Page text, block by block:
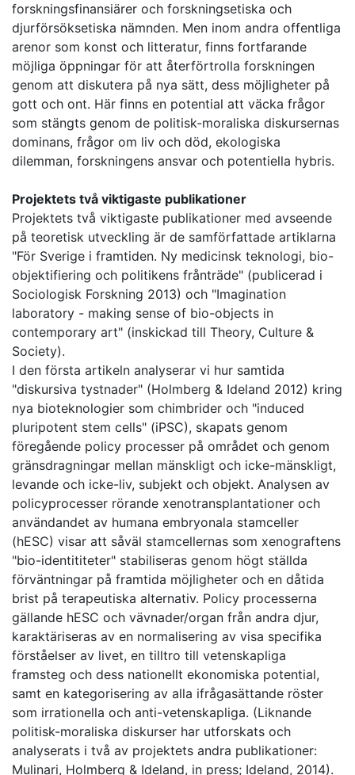
forskningsfinansiärer och forskningsetiska och
djurförsöksetiska nämnden. Men inom andra offentliga
arenor som konst och litteratur, finns fortfarande
möjliga öppningar för att återförtrolla forskningen
genom att diskutera på nya sätt, dess möjligheter på
gott och ont. Här finns en potential att väcka frågor
som stängts genom de politisk-moraliska diskursernas
dominans, frågor om liv och död, ekologiska
dilemman, forskningens ansvar och potentiella hybris.
Projektets två viktigaste publikationer
Projektets två viktigaste publikationer med avseende
på teoretisk utveckling är de samförfattade artiklarna
"För Sverige i framtiden. Ny medicinsk teknologi, bio-
objektifiering och politikens frånträde" (publicerad i
Sociologisk Forskning 2013) och "Imagination
laboratory - making sense of bio-objects in
contemporary art" (inskickad till Theory, Culture &
Society).
I den första artikeln analyserar vi hur samtida
"diskursiva tystnader" (Holmberg & Ideland 2012) kring
nya bioteknologier som chimbrider och "induced
pluripotent stem cells" (iPSC), skapats genom
föregående policy processer på området och genom
gränsdragningar mellan mänskligt och icke-mänskligt,
levande och icke-liv, subjekt och objekt. Analysen av
policyprocesser rörande xenotransplantationer och
användandet av humana embryonala stamceller
(hESC) visar att såväl stamcellernas som xenograftens
"bio-identititeter" stabiliseras genom högt ställda
förväntningar på framtida möjligheter och en dåtida
brist på terapeutiska alternativ. Policy processerna
gällande hESC och vävnader/organ från andra djur,
karaktäriseras av en normalisering av visa specifika
förståelser av livet, en tilltro till vetenskapliga
framsteg och dess nationellt ekonomiska potential,
samt en kategorisering av alla ifrågasättande röster
som irrationella och anti-vetenskapliga. (Liknande
politisk-moraliska diskurser har utforskats och
analyserats i två av projektets andra publikationer:
Mulinari, Holmberg & Ideland, in press; Ideland, 2014).